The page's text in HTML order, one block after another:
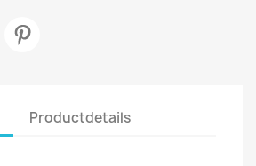
Productdetails